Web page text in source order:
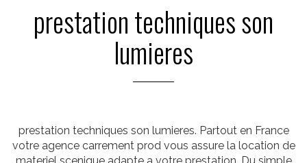
prestation techniques son
lumieres
prestation techniques son lumieres. Partout en France
votre agence carrement prod vous assure la location de